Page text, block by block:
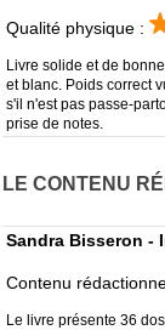
Qualité physique :
Livre solide et de
et blanc. Poids correct
s'il n'est pas passe-
prise de notes.
LE CONTENU
Sandra Bisseron -
Contenu
Le livre présente 36